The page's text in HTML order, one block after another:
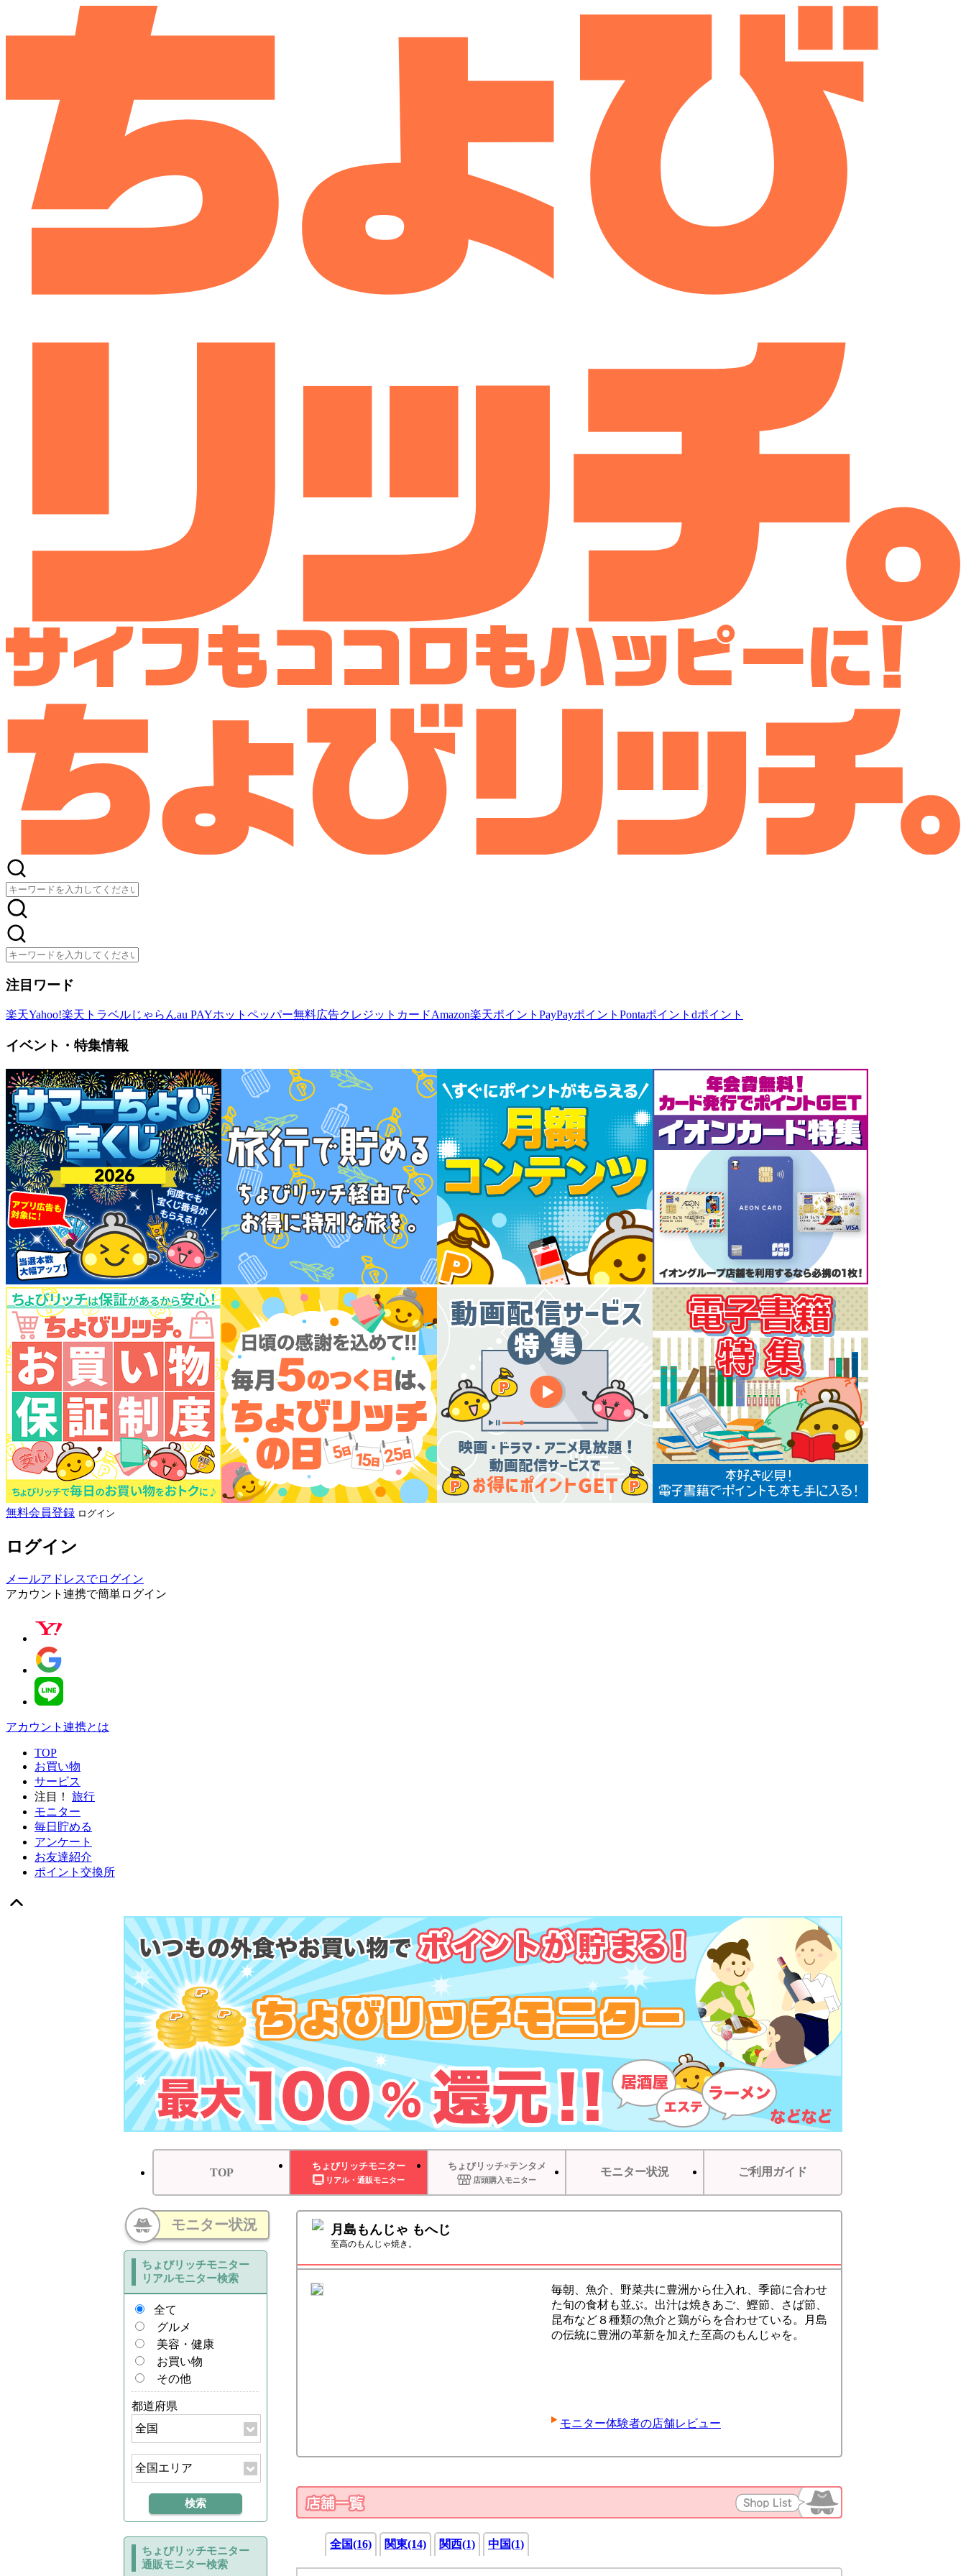
注目ワード
楽天Yahoo!楽天トラベルじゃらんau PAYホットペッパー無料広告クレジットカードAmazon楽天ポイント PayPayポイント Pontaポイント dポイント
イベント・特集情報
無料会員登録 ログイン
ログイン
メールアドレスでログイン
アカウント連携で簡単ログイン
アカウント連携とは
TOP
お買い物
サービス
注目！
旅行
モニター
毎日貯める
アンケート
お友達紹介
ポイント交換所
TOP
ちょびリッチモニター
リアル・通販モニター
ちょびリッチ×テンタメ
店頭購入モニター
モニター状況 ご利用ガイド
モニター状況
ちょびリッチモニター
リアルモニター検索
全て
グルメ
美容・健康
お買い物
その他
都道府県
ちょびリッチモニター
通販モニター検索
月島もんじゃ もへじ
至高のもんじゃ焼き。
毎朝、魚介、野菜共に豊洲から仕入れ、季節に合わせ
た旬の食材も並ぶ。出汁は焼きあご、鰹節、さば節、
昆布など８種類の魚介と鶏がらを合わせている。月島
の伝統に豊洲の革新を加えた至高のもんじゃを。
モニター体験者の店舗レビュー
全国(16) 関東(14) 関西(1) 中国(1)